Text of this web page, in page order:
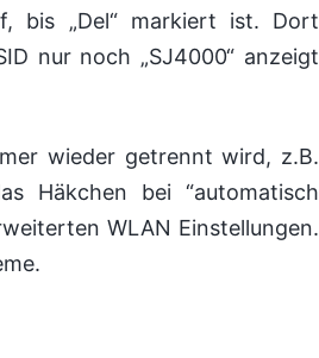
bis „Del“ markiert ist. Dort
nur noch „SJ4000“ anzeigt
wieder getrennt wird, z.B.
Häkchen bei “automatisch
WLAN Einstellungen.